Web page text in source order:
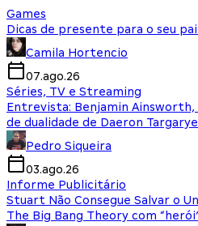
Games
Dicas de presente para o seu
Camila Hortencio
07.ago.26
Séries, TV e Streaming
Entrevista: Benjamin Ainsworth,
de dualidade de Daeron
Pedro Siqueira
03.ago.26
Informe Publicitário
Stuart Não Consegue Salvar o
The Big Bang Theory com